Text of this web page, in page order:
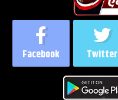
Facebook Twitter